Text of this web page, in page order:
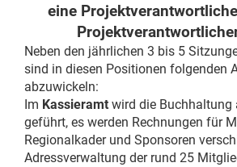
eine
Neben den jährlichen 3 bis 5
sind in diesen Positionen folgenden
abzuwickeln:
Im Kassieramt wird die Buchhaltung
geführt, es werden Rechnungen für
Regionalkader und Sponsoren
Adressverwaltung der rund 25